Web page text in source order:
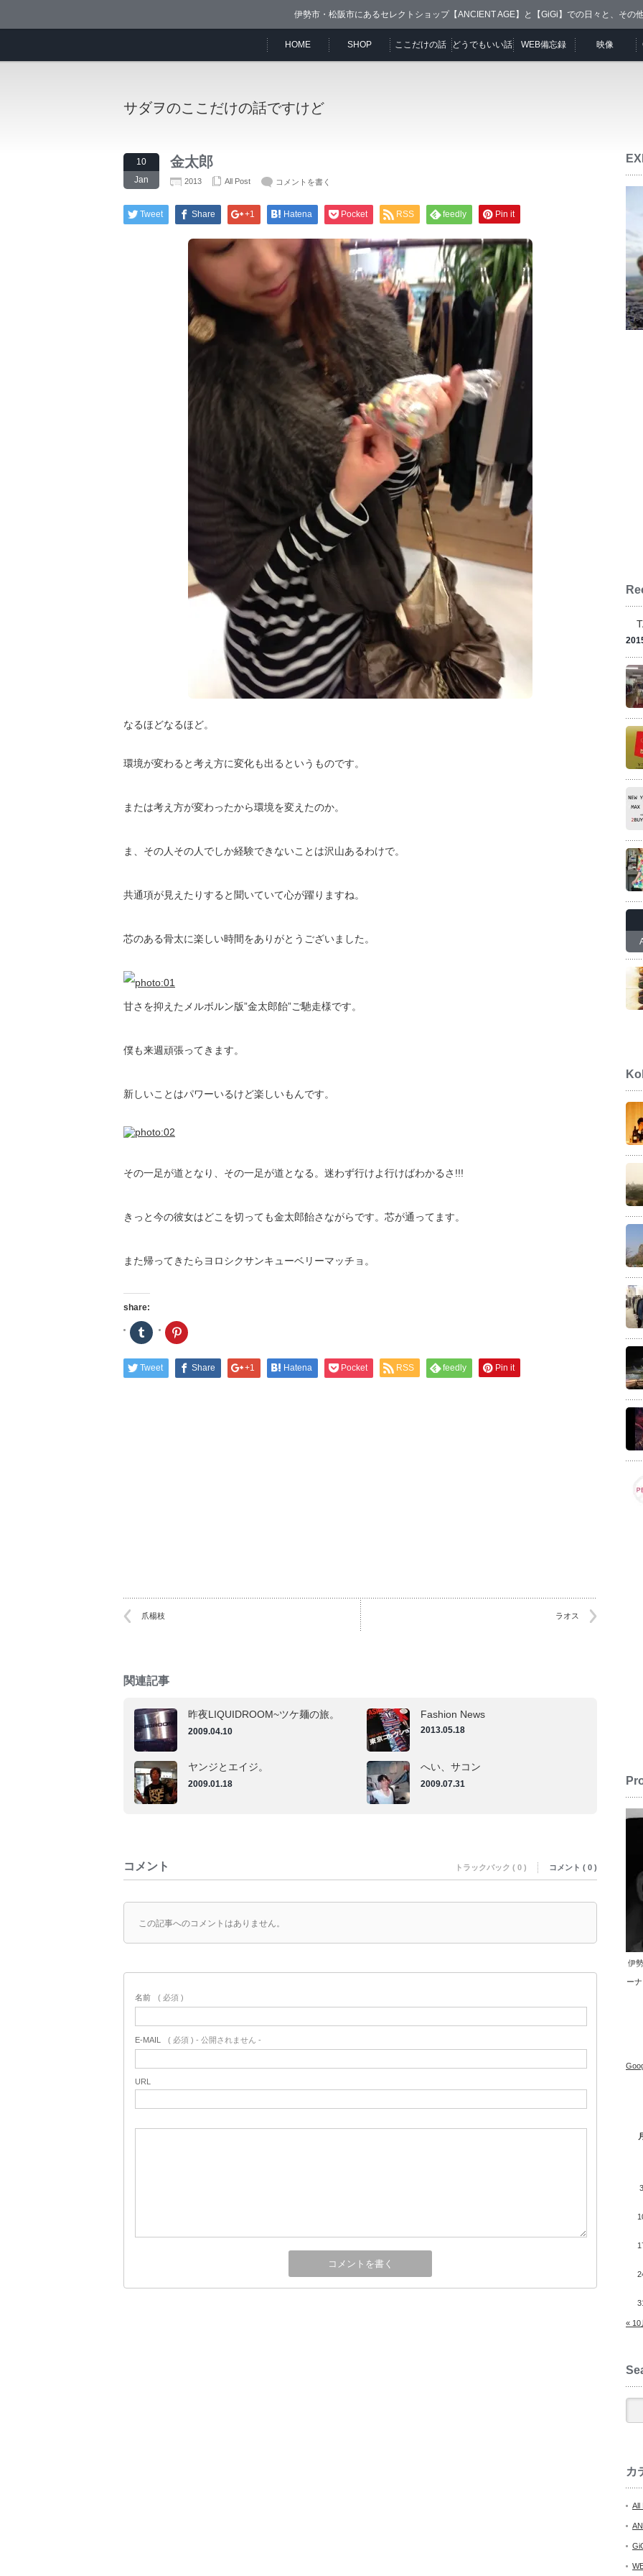
伊勢市・松阪市にあるセレクトショップ【ANCIENT AGE】と【GiGi】での日々と、その
HOME SHOP ここだけの話 どうでもいい話 WEB備忘録 映像
サダヲのここだけの話ですけど
10
Jan
金太郎
2013 All Post コメントを書く
Tweet Share +1 Hatena Pocket RSS feedly Pin it
なるほどなるほど。
環境が変わると考え方に変化も出るというものです。
または考え方が変わったから環境を変えたのか。
ま、その人その人でしか経験できないことは沢山あるわけで。
共通項が見えたりすると聞いていて心が躍りますね。
芯のある骨太に楽しい時間をありがとうございました。
甘さを抑えたメルボルン版”金太郎飴”ご馳走様です。
僕も来週頑張ってきます。
新しいことはパワーいるけど楽しいもんです。
その一足が道となり、その一足が道となる。迷わず行けよ行けばわかるさ!!!
きっと今の彼女はどこを切っても金太郎飴さながらです。芯が通ってます。
また帰ってきたらヨロシクサンキューベリーマッチョ。
share:
ク
リ
ク
し
て
ク
リ
ク
し
て
Tweet Share +1 Hatena Pocket RSS feedly Pin it
爪楊枝 ラオス
関連記事
昨夜LIQUIDROOM~ツケ麺の旅。
2009.04.10
Fashion News
2013.05.18
ヤンジとエイジ。
2009.01.18
へい、サコン
2009.07.31
コメント トラックバック ( 0 ) コメント ( 0 )
この記事へのコメントはありません。
名前 ( 必須 )
E-MAIL ( 必須 ) - 公開されません -
URL
伊
ー
3
« 10
カ
All